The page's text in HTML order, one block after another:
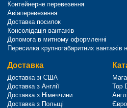
Контейнерне перевезення
Авіаперевезення
Доставка посилок
Консолідація вантажів
Допомога в митному оформленні
Пересилка крупногабаритних вантажів
Доставка
Доставка зі США
Доставка з Англії
Доставка з Німеччини
Доставка з Польщі
Top